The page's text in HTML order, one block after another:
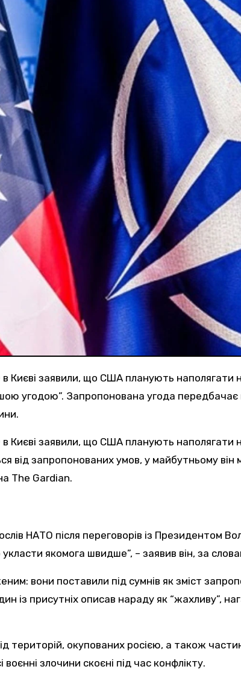
в Києві заявили, що США планують
угодою”. Запропонована угода передбачає
від запропонованих умов, у майбутньому
The Gardian.
НАТО після переговорів із Президентом
якомога швидше”, – заявив він, за
вони поставили під сумнів як зміст
із присутніх описав нараду як “жахливу”,
територій, окупованих росією, а також
злочини скоєні під час конфлікту.